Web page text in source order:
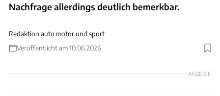
Nachfrage allerdings deutlich bemerkbar.
Redaktion auto motor und sport
Veröffentlicht am 10.06.2026
Foto: Volkswagen AG
ANZEIGE